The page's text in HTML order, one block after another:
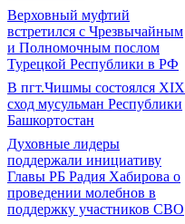
Верховный муфтий
встретился с Чрезвычайным
и Полномочным послом
Турецкой Республики в РФ
В пгт.Чишмы состоялся XIX
сход мусульман Республики
Башкортостан
Духовные лидеры
поддержали инициативу
Главы РБ Радия Хабирова о
проведении молебнов в
поддержку участников СВО